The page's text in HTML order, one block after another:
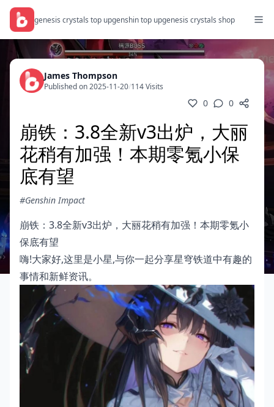
genesis crystals top upgenshin top upgenesis crystals shop
James Thompson
Published on 2025-11-20/114 Visits
0 0
崩铁：3.8全新v3出炉，大丽
花稍有加强！本期零氪小保
底有望
#Genshin Impact
崩铁：3.8全新v3出炉，大丽花稍有加强！本期零氪小
保底有望
嗨!大家好,这里是小星,与你一起分享星穹铁道中有趣的
事情和新鲜资讯。